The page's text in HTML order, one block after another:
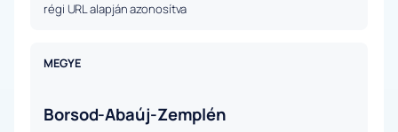
régi URL alapján azonosítva
MEGYE
Borsod-Abaúj-Zemplén